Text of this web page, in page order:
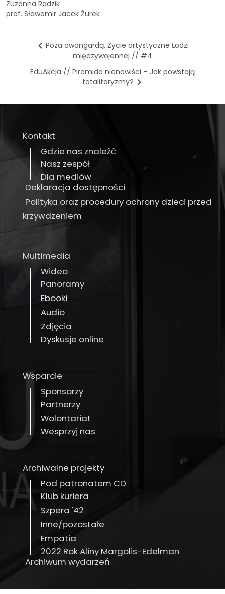
Zuzanna Radzik
prof. Sławomir Jacek Żurek
Poza awangardą. Życie artystyczne Łodzi
międzywojennej // #4
EduAkcja // Piramida nienawiści – Jak powstają
totalitaryzmy?
Kontakt
Gdzie nas znaleźć
Nasz zespół
Dla mediów
Deklaracja dostępności
Polityka oraz procedury ochrony dzieci przed
krzywdzeniem
Multimedia
Wideo
Panoramy
Ebooki
Audio
Zdjęcia
Dyskusje online
Wsparcie
Sponsorzy
Partnerzy
Wolontariat
Wesprzyj nas
Archiwalne projekty
Pod patronatem CD
Klub kuriera
Szpera '42
Inne/pozostałe
Empatia
2022 Rok Aliny Margolis-Edelman
Archiwum wydarzeń